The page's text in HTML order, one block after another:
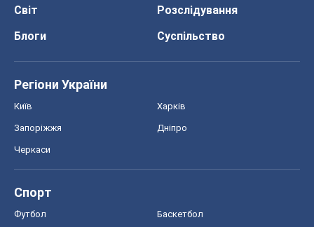
Світ
Розслідування
Блоги
Суспільство
Регіони України
Київ Харків
Запоріжжя Дніпро
Черкаси
Спорт
Футбол Баскетбол